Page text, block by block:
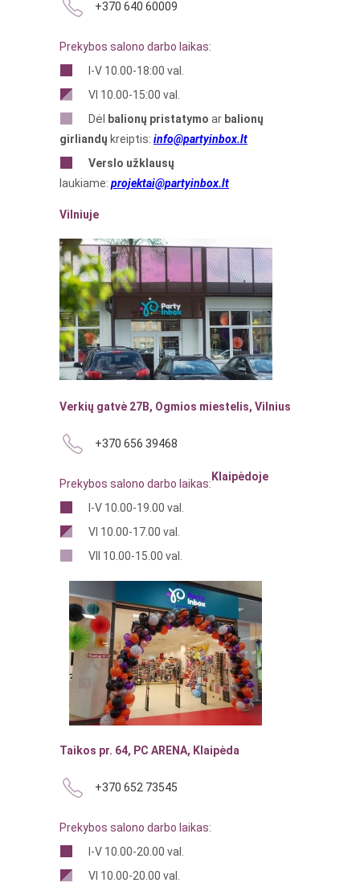
+370 640 60009
Prekybos salono darbo laikas:
I-V 10.00-18:00 val.
VI 10.00-15:00 val.
Dėl
balionų pristatymo ar balionų
girliandų kreiptis: info@partyinbox.lt
Verslo užklausų
laukiame: projektai@partyinbox.lt
Vilniuje
Verkių gatvė 27B, Ogmios miestelis, Vilnius
+370 656 39468
Prekybos salono darbo laikas:
I-V 10.00-19.00 val.
VI 10.00-17.00 val.
VII 10.00-15.00 val.
Klaipėdoje
Taikos pr. 64, PC ARENA, Klaipėda
+370 652 73545
Prekybos salono darbo laikas:
I-V 10.00-20.00 val.
VI 10.00-20.00 val.